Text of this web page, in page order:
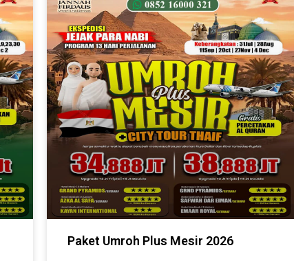
Paket Umroh Plus Mesir 2026